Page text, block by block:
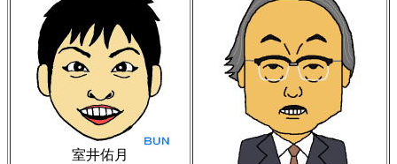
室井佑月